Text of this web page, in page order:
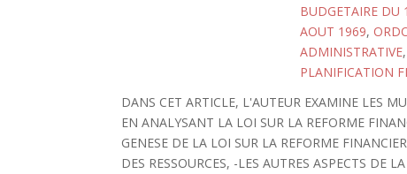
BUDGETAIRE DU
AOUT 1969,
ADMINISTRATIVE,
PLANIFICATION
DANS CET ARTICLE, L'AUTEUR EXAMINE LES
EN ANALYSANT LA LOI SUR LA REFORME
GENESE DE LA LOI SUR LA REFORME
DES RESSOURCES, -LES AUTRES ASPECTS DE